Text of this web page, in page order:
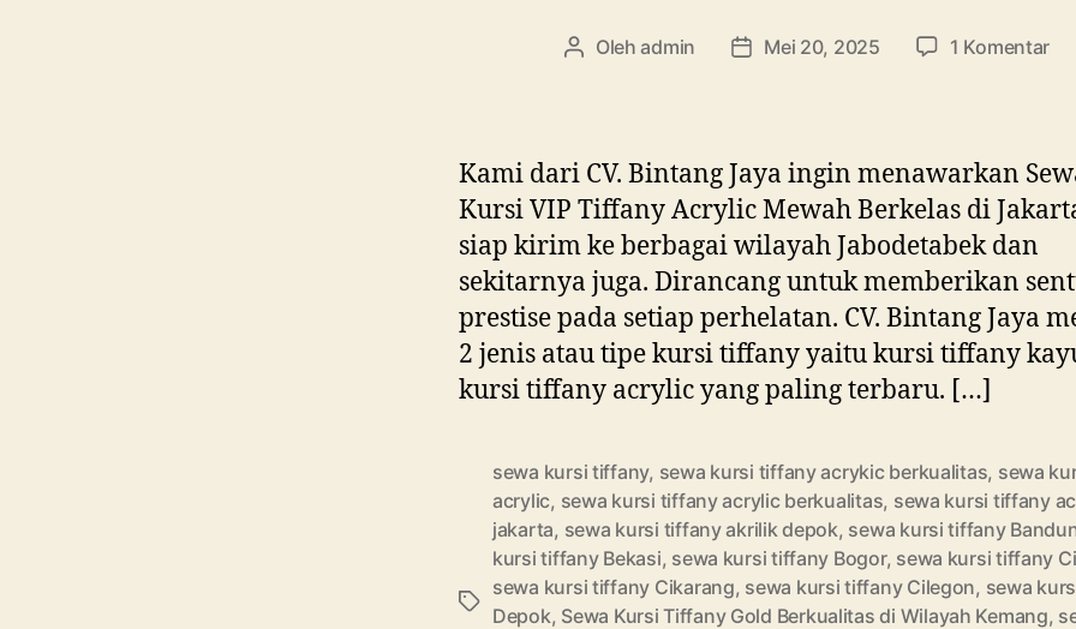
Penulis
Olehadmin
Tanggal
Mei 20, 2025 1 Komentar
di
Kami dari CV. Bintang Jaya ingin menawarkan
Kursi VIP Tiffany Acrylic Mewah Berkelas di
siap kirim ke berbagai wilayah Jabodetabek dan
sekitarnya juga. Dirancang untuk memberikan
prestise pada setiap perhelatan. CV. Bintang Jaya
2 jenis atau tipe kursi tiffany yaitu kursi tiffany
kursi tiffany acrylic yang paling terbaru. […]
Tag
sewa kursi tiffany, sewa kursi tiffany acrykic berkualitas, sewa
acrylic, sewa kursi tiffany acrylic berkualitas, sewa kursi tiffany
jakarta, sewa kursi tiffany akrilik depok, sewa kursi tiffany
kursi tiffany Bekasi, sewa kursi tiffany Bogor, sewa kursi tiffany
sewa kursi tiffany Cikarang, sewa kursi tiffany Cilegon, sewa
Depok, Sewa Kursi Tiffany Gold Berkualitas di Wilayah Kemang,